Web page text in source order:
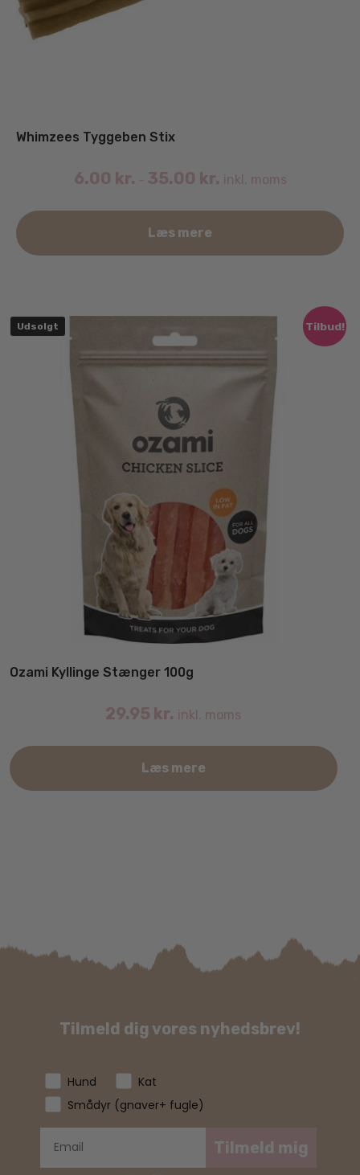
Whimzees Tyggeben Stix
6.00 kr. – 35.00 kr. inkl. moms
Læs mere
Tilbud!
Udsolgt
Ozami Kyllinge Stænger 100g
29.95 kr. inkl. moms
Læs mere
Tilmeld dig vores nyhedsbrev!
Hund
Kat
Smådyr (gnaver+ fugle)
Tilmeld mig